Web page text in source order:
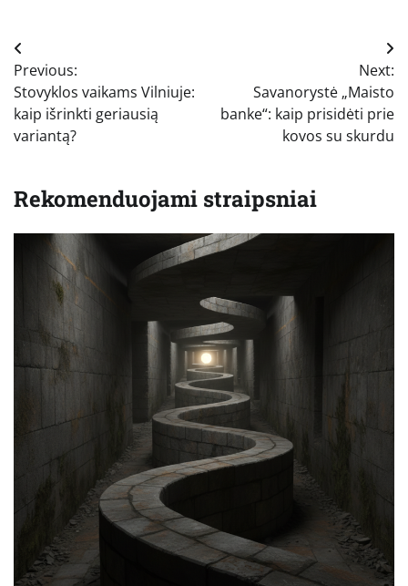
Navigacija
tarp
įrašų
Previous:
Stovyklos vaikams Vilniuje:
kaip išrinkti geriausią
variantą?
Next:
Savanorystė „Maisto
banke“: kaip prisidėti prie
kovos su skurdu
Rekomenduojami straipsniai